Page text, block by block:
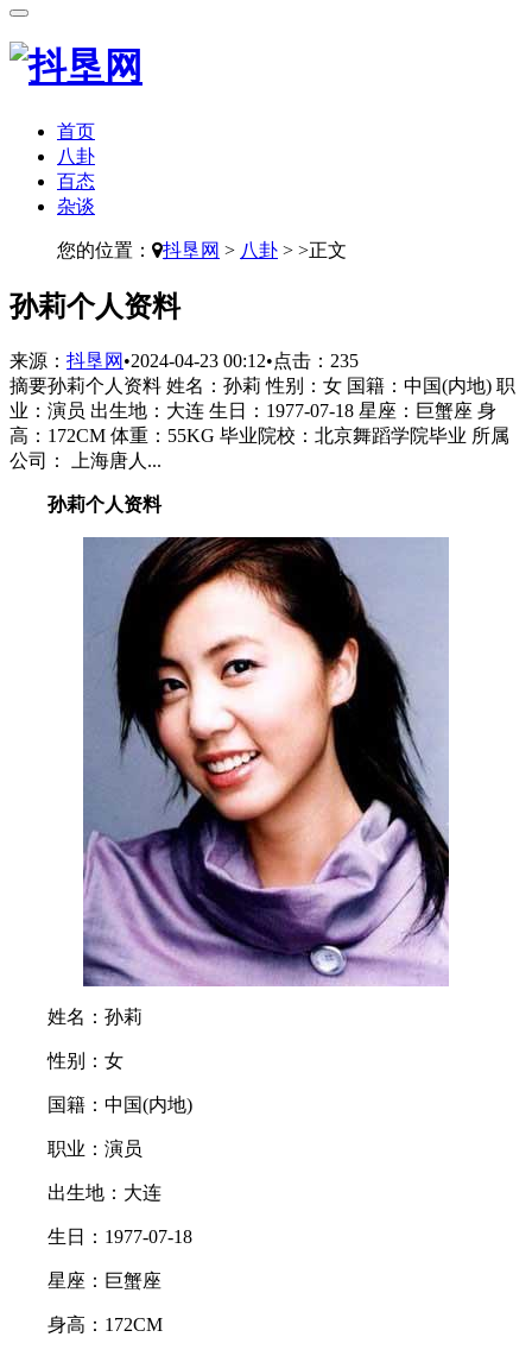
首页
八卦
百态
杂谈
您的位置： 抖垦网 > 八卦 > >正文
​孙莉个人资料
来源： 抖垦网 •2024-04-23 00:12•点击： 235
摘要孙莉个人资料 姓名：孙莉 性别：女 国籍：中国(内地) 职
业：演员 出生地：大连 生日：1977-07-18 星座：巨蟹座 身
高：172CM 体重：55KG 毕业院校：北京舞蹈学院毕业 所属
公司： 上海唐人...
孙莉个人资料
姓名：孙莉
性别：女
国籍：中国(内地)
职业：演员
出生地：大连
生日：1977-07-18
星座：巨蟹座
身高：172CM